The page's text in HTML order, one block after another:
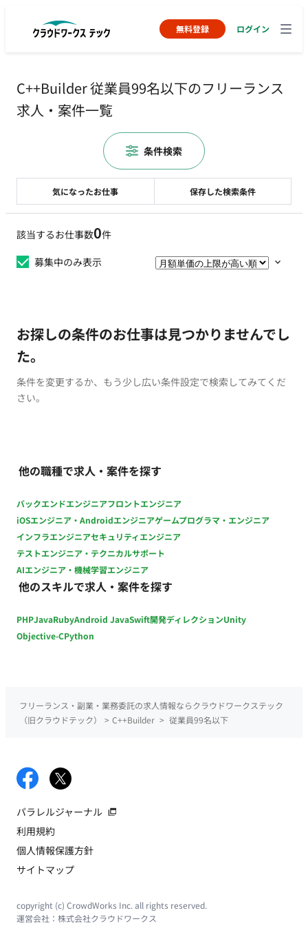
無料登録 ログイン
C++Builder 従業員99名以下のフリーランス
求人・案件一覧
該当するお仕事数0件
募集中のみ表示
お探しの条件のお仕事は見つかりませんでし
た。
条件を変更するか、もう少し広い条件設定で検索してみてくだ
さい。
他の職種で求人・案件を探す
バックエンドエンジニアフロントエンジニア
iOSエンジニア・Androidエンジニアゲームプログラマ・エンジニア
インフラエンジニアセキュリティエンジニア
テストエンジニア・テクニカルサポート
AIエンジニア・機械学習エンジニア
他のスキルで求人・案件を探す
PHPJavaRubyAndroid JavaSwift開発ディレクションUnity
Objective-CPython
気になったお仕事 保存した検索条件
条件検索
フリーランス・副業・業務委託の求人情報ならクラウドワークステック
（旧クラウドテック）
> C++Builder > 従業員99名以下
パラレルジャーナル
利用規約
個人情報保護方針
サイトマップ
copyright (c) CrowdWorks Inc. all rights reserved.
運営会社： 株式会社クラウドワークス